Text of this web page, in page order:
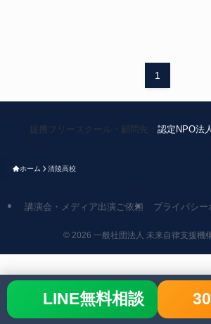
1
LINE無料相談
提携フリースクール・顧問先： 認定NPO法
ホーム 清陵高校
講演会・メディア出演ご依頼 プライバシー
©2026 一般社団法人 未来自律支援機